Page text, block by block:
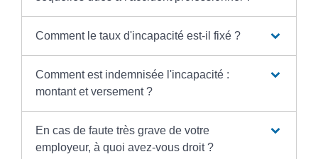
Comment le taux d'incapacité est-il fixé ?
Comment est indemnisée l'incapacité :
montant et versement ?
En cas de faute très grave de votre
employeur, à quoi avez-vous droit ?